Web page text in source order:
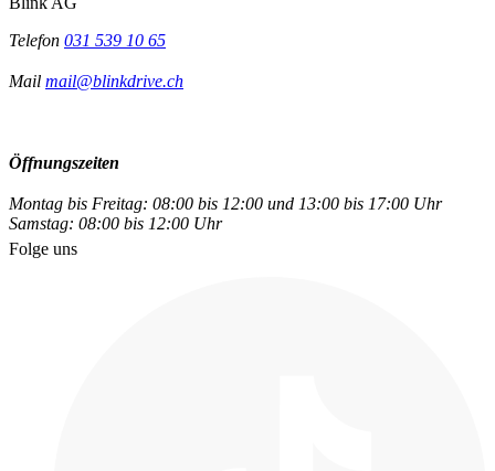
Telefon 031 539 10 65
Mail mail@blinkdrive.ch
Öffnungszeiten
Montag bis Freitag: 08:00 bis 12:00 und 13:00 bis 17:00 Uhr
Samstag: 08:00 bis 12:00 Uhr
Folge uns